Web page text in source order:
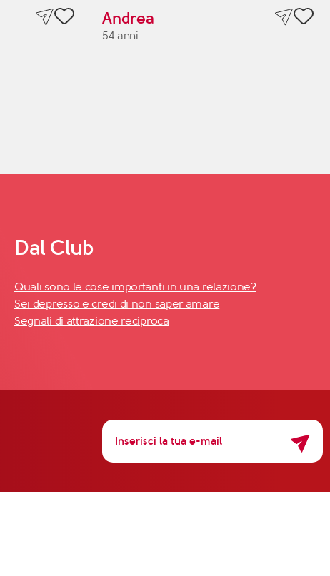
Andrea
54 anni
Dal Club
Quali sono le cose importanti in una relazione?
Sei depresso e credi di non saper amare
Segnali di attrazione reciproca